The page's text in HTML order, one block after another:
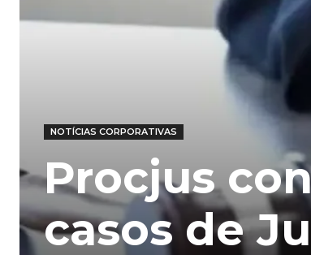
NOTÍCIAS CORPORATIVAS
Procjus
casos de